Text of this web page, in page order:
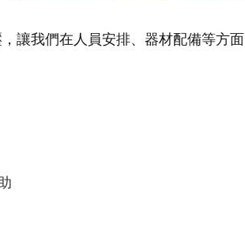
讓我們在人員安排、器材配備等方面